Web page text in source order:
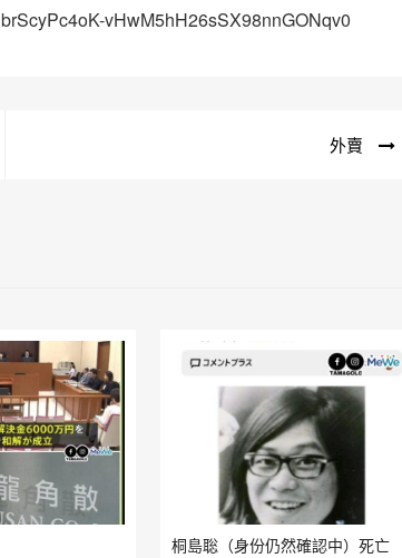
vHwM5hH26sSX98nnGONqv0
外賣
桐島聡（身份仍然確認中）死亡